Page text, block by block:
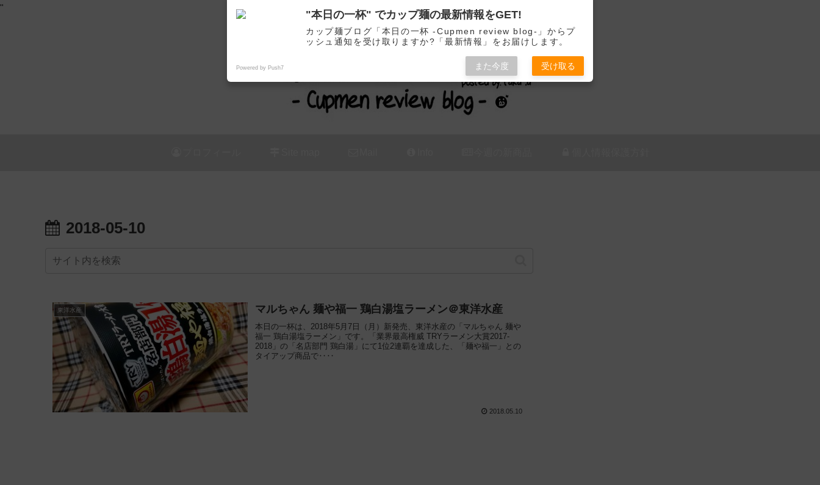
"
カップ麺の新商品をレビュー / アレンジするブログ
2018-05-10
東洋水産 マルちゃん 麺や福一 鶏白湯塩ラーメン＠東洋水産
本日の一杯は、2018年5月7日（月）新発売、東洋水産の「マルちゃん 麺や
福一 鶏白湯塩ラーメン」です。「業界最高権威 TRYラーメン大賞2017-
2018」の「名店部門 鶏白湯」にて1位2連覇を達成した、「麺や福一」との
タイアップ商品で‥‥
2018.05.10
"本日の一杯" でカップ麺の最新情報をGET!
カップ麺ブログ「本日の一杯 -Cupmen review blog-」からプ
ッシュ通知を受け取りますか?「最新情報」をお届けします。
Powered by Push7 また今度 受け取る